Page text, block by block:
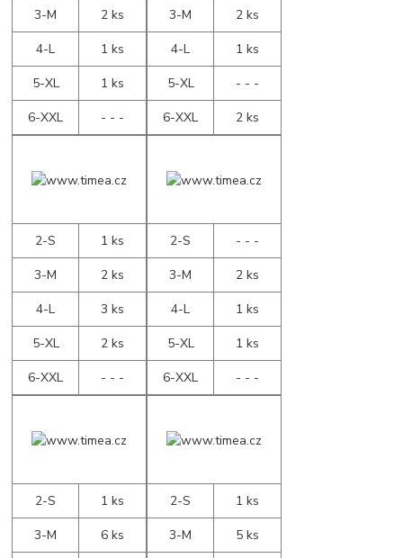
3-M
2 ks
4-L
1 ks
5-XL
1 ks
6-XXL
- - -
3-M
2 ks
4-L
1 ks
5-XL
- - -
6-XXL
2 ks
2-S
1 ks
3-M
2 ks
4-L
3 ks
5-XL
2 ks
6-XXL
- - -
2-S
- - -
3-M
2 ks
4-L
1 ks
5-XL
1 ks
6-XXL
- - -
2-S
1 ks
3-M
6 ks
2-S
1 ks
3-M
5 ks